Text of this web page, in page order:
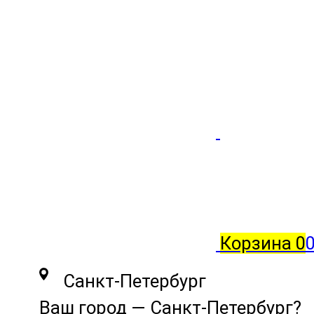
Корзина 0
Санкт-Петербург
Ваш город — Санкт-Петербург?